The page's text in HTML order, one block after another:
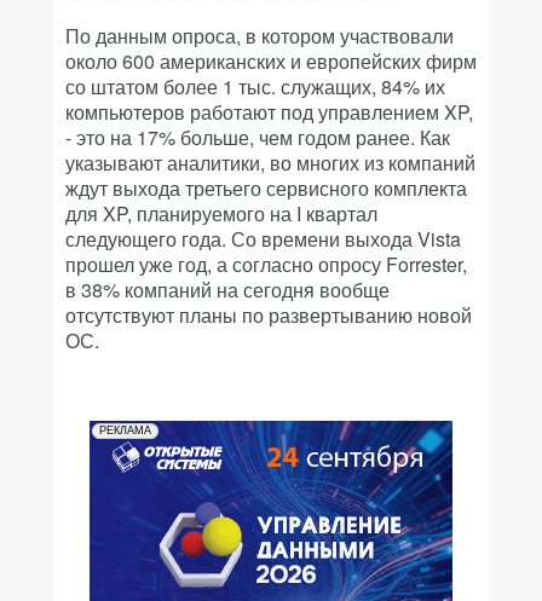
По данным опроса, в котором участвовали
около 600 американских и европейских фирм
со штатом более 1 тыс. служащих, 84% их
компьютеров работают под управлением XP,
- это на 17% больше, чем годом ранее. Как
указывают аналитики, во многих из компаний
ждут выхода третьего сервисного комплекта
для XP, планируемого на I квартал
следующего года. Со времени выхода Vista
прошел уже год, а согласно опросу Forrester,
в 38% компаний на сегодня вообще
отсутствуют планы по развертыванию новой
ОС.
РЕКЛАМА